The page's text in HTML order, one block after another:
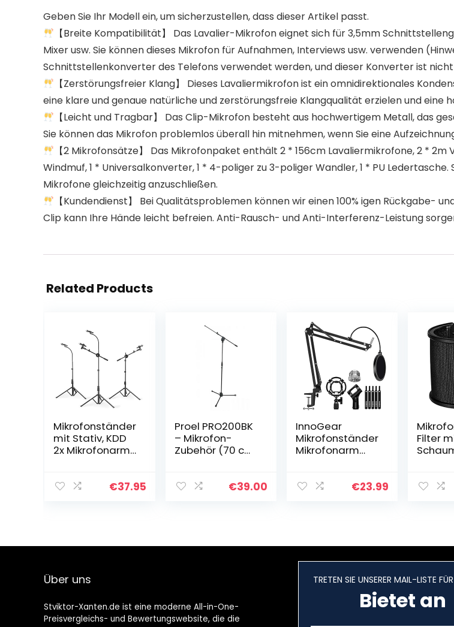
Geben Sie Ihr Modell ein, um sicherzustellen, dass dieser Artikel passt.
【Breite Kompatibilität】 Das Lavalier-Mikrofon eignet sich für 3,5mm
Mixer usw. Sie können dieses Mikrofon für Aufnahmen, Interviews usw. verwenden
Schnittstellenkonverter des Telefons verwendet werden, und dieser Konverter ist
【Zerstörungsfreier Klang】 Dieses Lavaliermikrofon ist ein omnidirektionales
eine klare und genaue natürliche und zerstörungsfreie Klangqualität erzielen und
【Leicht und Tragbar】 Das Clip-Mikrofon besteht aus hochwertigem Metall, das
Sie können das Mikrofon problemlos überall hin mitnehmen, wenn Sie eine
【2 Mikrofonsätze】 Das Mikrofonpaket enthält 2 * 156cm Lavaliermikrofone, 2 *
Windmuf, 1 * Universalkonverter, 1 * 4-poliger zu 3-poliger Wandler, 1 * PU
Mikrofone gleichzeitig anzuschließen.
【Kundendienst】 Bei Qualitätsproblemen können wir einen 100% igen Rückgabe-
Clip kann Ihre Hände leicht befreien. Anti-Rausch- und Anti-Interferenz-Leistung
Related Products
Mikrofonständer
mit Stativ, KDD
2x Mikrofonarm
203cm,
Adapter,
Blue Yeti Nano
meisten
Mikrofone
€37.95
Proel PRO200BK
– Mikrofon-
Zubehör (70 cm,
€39.00
InnoGear
Mikrofonständer
Mikrofonarm
Mikrofonhalter,
Kabelbinder(Mit
tel)
€23.99
Filter
Über uns
Stviktor-Xanten.de ist eine moderne All-in-One-
Preisvergleichs- und Bewertungswebsite, die die
TRETEN SIE UNSERER MAIL-LISTE
Bietet an